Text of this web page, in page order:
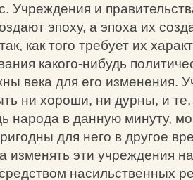
Учреждения и
эпоху, а эпоха их
как того требует их
какого-нибудь
века для его изменения.
ни хороши, ни дурны, и
народа в данную минуту,
для него в другое
изменять эти учреждения
насильственных